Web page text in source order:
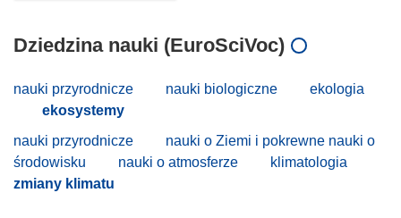
Dziedzina nauki (EuroSciVoc)
nauki przyrodnicze nauki biologiczne
ekologia
ekosystemy
nauki przyrodnicze
nauki o Ziemi i pokrewne nauki o
środowisku
nauki o atmosferze
klimatologia
zmiany klimatu